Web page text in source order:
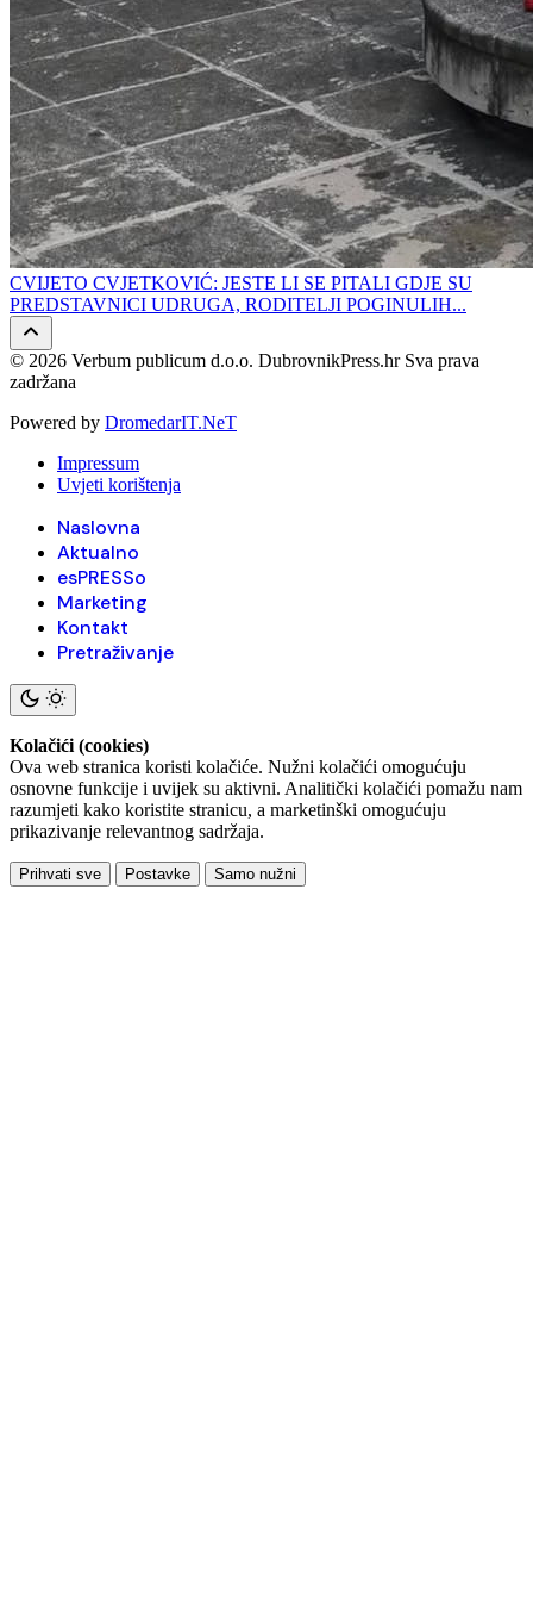
CVIJETO CVJETKOVIĆ: JESTE LI SE PITALI GDJE SU
PREDSTAVNICI UDRUGA, RODITELJI POGINULIH...
© 2026 Verbum publicum d.o.o. DubrovnikPress.hr Sva prava
zadržana
Powered by DromedarIT.NeT
Impressum
Uvjeti korištenja
Naslovna
Aktualno
esPRESSo
Marketing
Kontakt
Pretraživanje
Kolačići (cookies)
Ova web stranica koristi kolačiće. Nužni kolačići omogućuju
osnovne funkcije i uvijek su aktivni. Analitički kolačići pomažu nam
razumjeti kako koristite stranicu, a marketinški omogućuju
prikazivanje relevantnog sadržaja.
Prihvati sve Postavke Samo nužni